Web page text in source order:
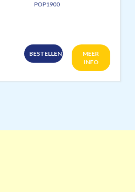
POP1900
BESTELLEN
MEER
INFO